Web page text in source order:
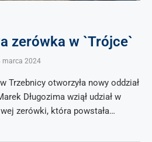
zerówka w `Trójce`
marca 2024
Trzebnicy otworzyła nowy oddział
Długozima wziął udział w
zerówki, która powstała…